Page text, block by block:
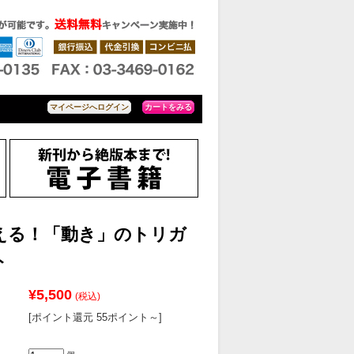
マイページへログイン カートをみる
！「動き」のトリガ
¥5,500 (税込)
[ポイント還元 55ポイント～]